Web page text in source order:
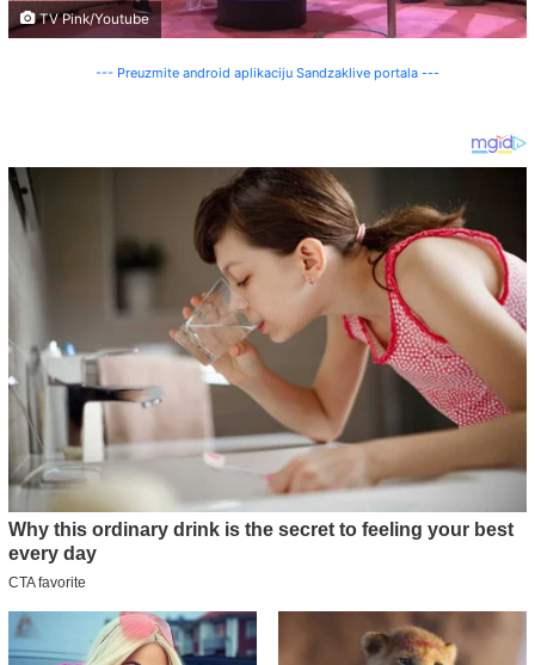
TV Pink/Youtube
--- Preuzmite android aplikaciju Sandzaklive portala ---